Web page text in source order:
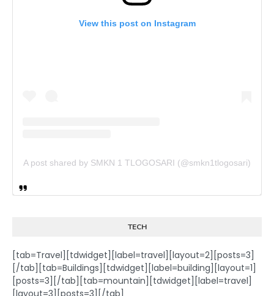
View this post on Instagram
A post shared by SMKN 1 TLOGOSARI (@smkn1tlogosari)
TECH
[tab=Travel][tdwidget][label=travel][layout=2][posts=3]
[/tab][tab=Buildings][tdwidget][label=building][layout=1]
[posts=3][/tab][tab=mountain][tdwidget][label=travel]